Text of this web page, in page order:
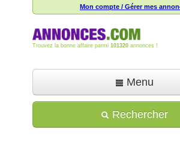
Mon compte / Gérer mes
Trouvez la bonne affaire parmi 101320 annonces !
Menu
Déposer une annonce
Rechercher